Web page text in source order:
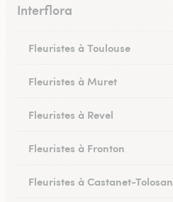
Interflora
Fleuristes à Toulouse
Fleuristes à Muret
Fleuristes à Revel
Fleuristes à Fronton
Fleuristes à Castanet-Tolosan